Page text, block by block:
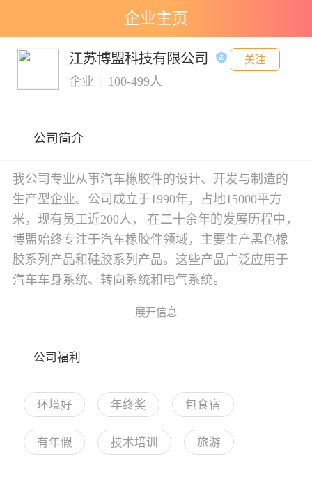
企业主页
江苏博盟科技有限公司 关注
企业 100-499人
公司简介
我公司专业从事汽车橡胶件的设计、开发与制造的
生产型企业。公司成立于1990年，占地15000平方
米，现有员工近200人， 在二十余年的发展历程中，
博盟始终专注于汽车橡胶件领域，主要生产黑色橡
胶系列产品和硅胶系列产品。这些产品广泛应用于
汽车车身系统、转向系统和电气系统。
展开信息
公司福利
环境好 年终奖 包食宿
有年假 技术培训 旅游